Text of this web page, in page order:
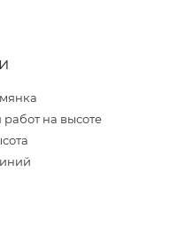
работ на высоте